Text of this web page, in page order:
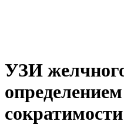
УЗИ
определением
сократимости